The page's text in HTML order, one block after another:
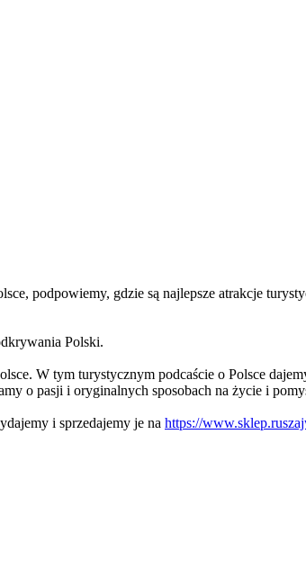
podpowiemy, gdzie są najlepsze atrakcje
Polski.
W tym turystycznym podcaście o Polsce
o pasji i oryginalnych sposobach na życie i
i sprzedajemy je na https://